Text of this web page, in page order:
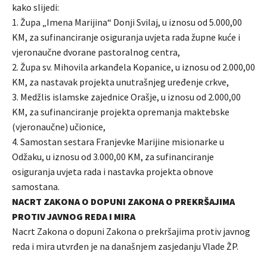
kako slijedi:
1. Župa „Imena Marijina“ Donji Svilaj, u iznosu od 5.000,00
KM, za sufinanciranje osiguranja uvjeta rada župne kuće i
vjeronaučne dvorane pastoralnog centra,
2. Župa sv. Mihovila arkanđela Kopanice, u iznosu od 2.000,00
KM, za nastavak projekta unutrašnjeg uređenje crkve,
3. Medžlis islamske zajednice Orašje, u iznosu od 2.000,00
KM, za sufinanciranje projekta opremanja maktebske
(vjeronaučne) učionice,
4. Samostan sestara Franjevke Marijine misionarke u
Odžaku, u iznosu od 3.000,00 KM, za sufinanciranje
osiguranja uvjeta rada i nastavka projekta obnove
samostana.
NACRT ZAKONA O DOPUNI ZAKONA O PREKRŠAJIMA
PROTIV JAVNOG REDA I MIRA
Nacrt Zakona o dopuni Zakona o prekršajima protiv javnog
reda i mira utvrđen je na današnjem zasjedanju Vlade ŽP.